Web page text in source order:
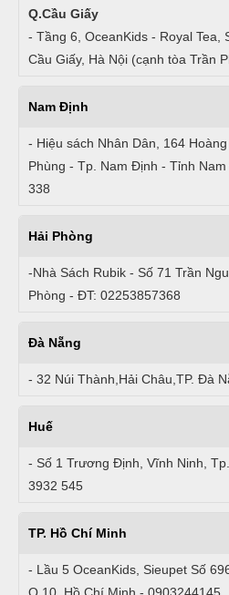
Q.Cầu Giấy
- Tầng 6, OceanKids - Royal Tea,
Cầu Giấy, Hà Nội (cạnh tòa Trần
Nam Định
- Hiệu sách Nhân Dân, 164
Phùng - Tp. Nam Định - Tỉnh
338
Hải Phòng
-Nhà Sách Rubik - Số 71 Trần
Phòng - ĐT: 02253857368
Đà Nẵng
- 32 Núi Thành,Hải Châu,TP. Đà
Huế
- Số 1 Trương Định, Vĩnh Ninh,
3932 545
TP. Hồ Chí Minh
- Lầu 5 OceanKids, Sieupet Số